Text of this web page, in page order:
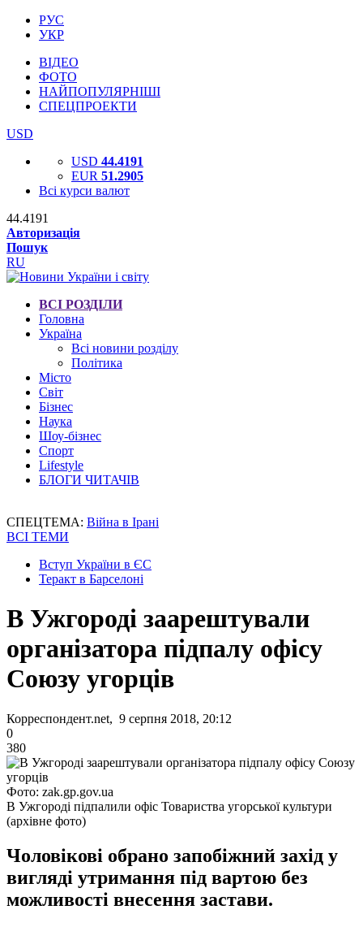
РУС
УКР
ВІДЕО
ФОТО
НАЙПОПУЛЯРНІШІ
СПЕЦПРОЕКТИ
USD
USD 44.4191
EUR 51.2905
Всі курси валют
44.4191
Авторизація
Пошук
RU
ВСІ РОЗДІЛИ
Головна
Україна
Всі новини розділу
Політика
Місто
Світ
Бізнес
Наука
Шоу-бізнес
Спорт
Lifestyle
БЛОГИ ЧИТАЧІВ
СПЕЦТЕМА: Війна в Ірані
ВСІ ТЕМИ
Вступ України в ЄС
Теракт в Барселоні
В Ужгороді заарештували
організатора підпалу офісу
Союзу угорців
Корреспондент.net, 9 серпня 2018, 20:12
0
380
Фото: zak.gp.gov.ua
В Ужгороді підпалили офіс Товариства угорської культури
(архівне фото)
Чоловікові обрано запобіжний захід у
вигляді утримання під вартою без
можливості внесення застави.